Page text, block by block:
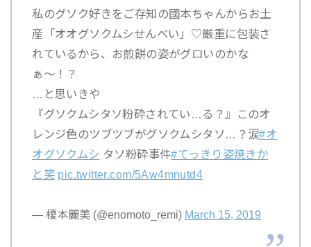
私のグソク好きをご存知の國本ちゃんからお土
産「オオグソクムシせんべい」♡厳重に包装さ
れているから、お煎餅の姿がグロいのかな
ぁ〜！？
…と思いきや
『グソクムシタソ粉砕されてい…る？』このオ
レンジ色のツブツブがグソクムシタソ…？涙#オ
オグソクムシ タソ粉砕事件#てっきり姿焼きか
と笑 pic.twitter.com/5Aw4mnutd4
— 榎本麗美 (@enomoto_remi) March 15, 2019